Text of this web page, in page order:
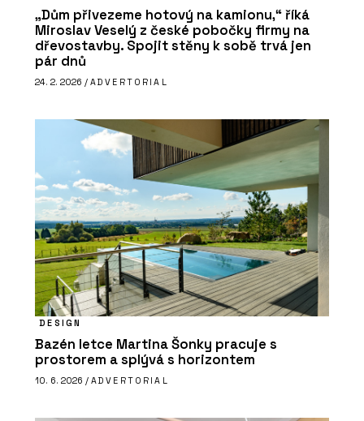
„Dům přivezeme hotový na kamionu,“ říká
Miroslav Veselý z české pobočky firmy na
dřevostavby. Spojit stěny k sobě trvá jen
pár dnů
24. 2. 2026 / ADVERTORIAL
DESIGN
Bazén letce Martina Šonky pracuje s
prostorem a splývá s horizontem
10. 6. 2026 / ADVERTORIAL